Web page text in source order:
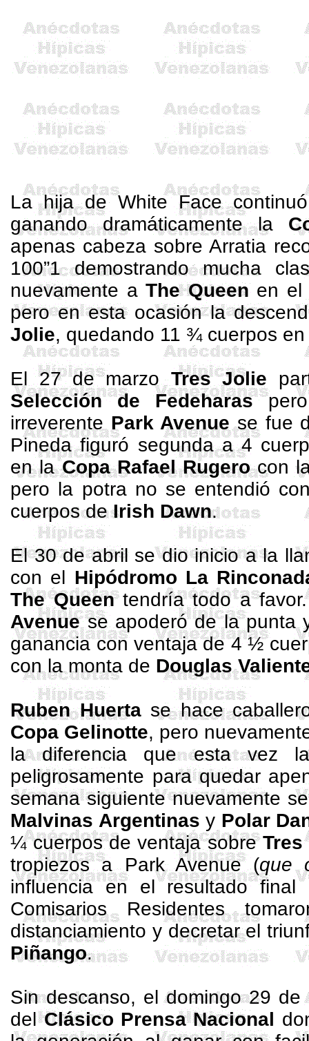
La hija de WhiteFace
ganando dramáticamentela
apenas cabeza sobre Arratia
100”1 demostrando mucha
nuevamente aThe Queenen
pero en esta ocasión la
Jolie, quedando 11 ¾ cuerpos
El 27 de marzoTres Jolie
Selección de
Fedeharaspero
irreverente Park Avenue se fue
Pineda figuró segunda a 4
enlaCopa Rafael Rugerocon
pero la potra no se entendió
cuerpos deIrish Dawn.
El 30 de abril se dio inicio ala
con el Hipódromo La
TheQueentendría todo a
Avenuese apoderó de la punta
ganancia con ventaja de 4 ½
con la monta de Douglas
RubenHuertase hace
Copa Gelinotte, pero
la diferencia que esta vez
peligrosamente para quedar
semana siguiente nuevamente
Malvinas Argentinas y Polar
¼ cuerpos de ventaja sobreTres
tropiezos a Park Avenue (que
influencia en el resultado
Comisarios Residentes
distanciamiento y decretar el
Piñango.
Sin descanso, el domingo 29
delClásico Prensa Nacional